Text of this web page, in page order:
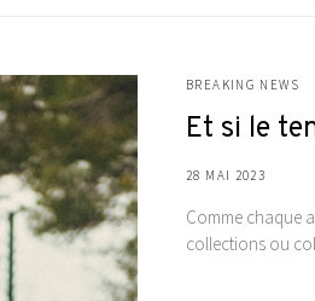
BREAKING NEWS
Et si le
28 MAI 2023
Comme chaque
collections ou